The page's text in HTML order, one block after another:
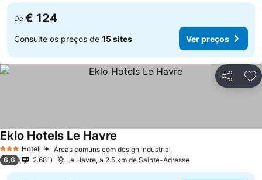
De € 124
Consulte os preços de 15 sites Ver preços
Partilhar
3 EstrelasHotel Áreas comuns com design industrial
Eklo Hotels Le Havre
6,6 2.681 Le Havre, a 2.5 km de Sainte-Adresse